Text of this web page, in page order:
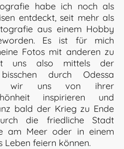
habe ich noch als
entdeckt, seit mehr als
aus einem Hobby
Es ist für mich
Fotos mit anderen zu
uns also mittels der
durch Odessa
wir uns von ihrer
inspirieren und
bald der Krieg zu Ende
die friedliche Stadt
am Meer oder in einem
Leben feiern können.